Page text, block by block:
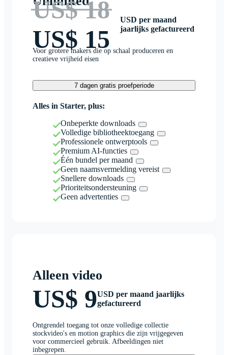
US$ 18
US$ 15
USD per maand
jaarlijks gefactureerd
Voor grotere makers die op schaal produceren en
creatieve vrijheid eisen
7 dagen gratis proefperiode
Alles in Starter, plus:
Onbeperkte downloads
Volledige bibliotheektoegang
Professionele ontwerptools
Premium AI-functies
Één bundel per maand
Geen naamsvermelding vereist
Snellere downloads
Prioriteitsondersteuning
Geen advertenties
Alleen video
US$ 9USD per maand jaarlijks
gefactureerd
Ontgrendel toegang tot onze volledige collectie
stockvideo's en motion graphics die zijn vrijgegeven
voor commercieel gebruik. Afbeeldingen niet
inbegrepen.